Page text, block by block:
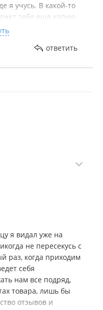
я учусь. В какой-то
тебе ещё копию
итоге я просто
пожалуйста
Потому что
ответить
я видал уже на
не пересекусь с
раз, когда приходим
себя
нам все подряд,
товара, лишь бы
отзывов и